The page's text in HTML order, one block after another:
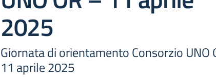
2025
Giornata di orientamento Consorzio UNO
11 aprile 2025